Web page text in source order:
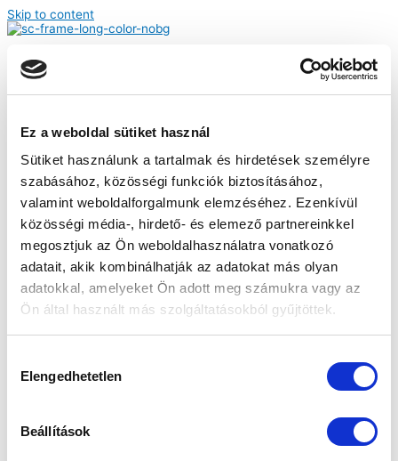
Ez a weboldal sütiket használ
Sütiket használunk a tartalmak és hirdetések személyre
szabásához, közösségi funkciók biztosításához,
valamint weboldalforgalmunk elemzéséhez. Ezenkívül
közösségi média-, hirdető- és elemező partnereinkkel
megosztjuk az Ön weboldalhasználatra vonatkozó
adatait, akik kombinálhatják az adatokat más olyan
adatokkal, amelyeket Ön adott meg számukra vagy az
Ön által használt más szolgáltatásokból gyűjtöttek.
kiválasztása
Elengedhetetlen
Beállítások
Skip to content
Business
Podcast készítés
Kapcsolat
Fiókom
Menü
Podcastek
Business
Hirdetőknek
Podcast készítés
Podcast studio
Kapcsolat
Fiókom
Keresés
Üzlet